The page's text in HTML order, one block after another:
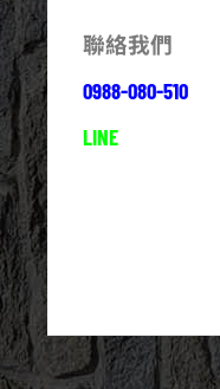
聯絡我們
0988-080-510
LINE